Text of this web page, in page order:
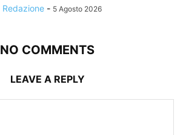
Redazione - 5 Agosto 2026
NO COMMENTS
LEAVE A REPLY